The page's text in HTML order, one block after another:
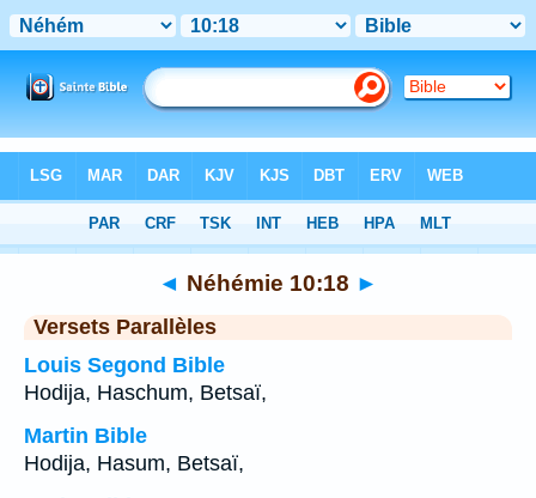
Chapitre 10> Verset 18
◄ Néhémie 10:18 ►
Versets Parallèles
Louis Segond Bible
Hodija, Haschum, Betsaï,
Martin Bible
Hodija, Hasum, Betsaï,